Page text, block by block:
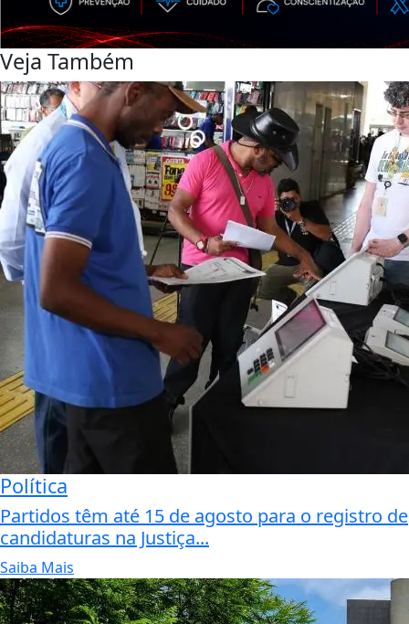
Veja Também
Política
Partidos têm até 15 de agosto para o registro de
candidaturas na Justiça...
Saiba Mais